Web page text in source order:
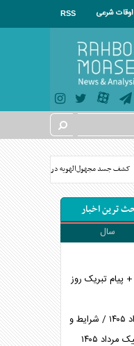
اوقات شرعی RSS
جسد مجهول‌الهویه در محدوده ماهدشت
ترین اخبار
سال
است؟ + پیام تبریک روز
جدیدترین پیش فروش سایپا مرداد ۱۴۰۵ / شرایط و
زمان ثبت نام پیش فروش سایپا کوییک مرداد ۱۴۰۵